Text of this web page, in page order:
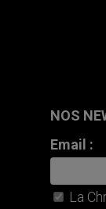
NOS
Email :
La